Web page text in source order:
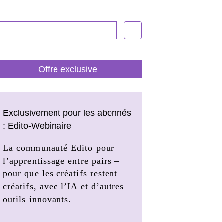
Offre exclusive
Exclusivement pour les abonnés
: Edito-Webinaire
La communauté Edito pour
l’apprentissage entre pairs –
pour que les créatifs restent
créatifs, avec l’IA et d’autres
outils innovants.